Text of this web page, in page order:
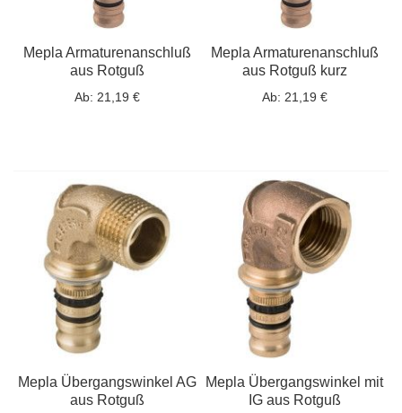
Mepla Armaturenanschluß
aus Rotguß
Ab: 21,19 €
Mepla Armaturenanschluß
aus Rotguß kurz
Ab: 21,19 €
Mepla Übergangswinkel AG
aus Rotguß
Mepla Übergangswinkel mit
IG aus Rotguß